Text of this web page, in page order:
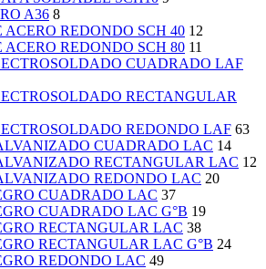
A36 8
ACERO REDONDO SCH 40 12
ACERO REDONDO SCH 80 11
CUADRADO LAF
RECTANGULAR
REDONDO LAF 63
CUADRADO LAC 14
RECTANGULAR LAC 12
REDONDO LAC 20
CUADRADO LAC 37
CUADRADO LAC G°B 19
RECTANGULAR LAC 38
RECTANGULAR LAC G°B 24
REDONDO LAC 49